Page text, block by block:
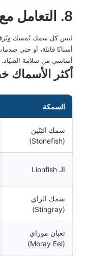
8. التعامل مع الأسماك الخطرة
ليس كل سمك يُمسَك ويُرفع
أسنانًا قاتلة، أو حتى
أساسي من سلامة الصيّاد.
أكثر الأسماك
السمكة
سمك التنّين
(Stonefish)
الـ Lionfish
سمك الراي
(Stingray)
ثعبان موراي
(Moray Eel)